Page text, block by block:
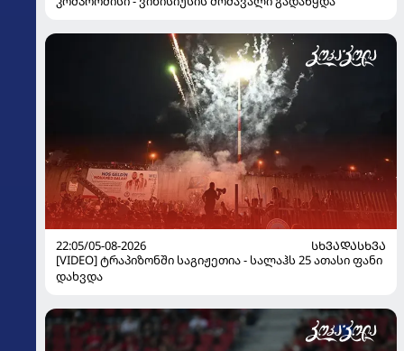
22:05/05-08-2026
ᲡᲮᲕᲐᲓᲐᲡᲮᲕᲐ
[VIDEO] ტრაპიზონში საგიჟეთია - სალაჰს 25 ათასი ფანი
დახვდა